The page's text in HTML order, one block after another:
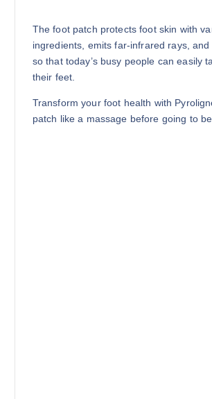
The foot patch protects foot skin with
ingredients, emits far-infrared rays,
so that today’s busy people can easily
their feet.
Transform your foot health with
patch like a massage before going to